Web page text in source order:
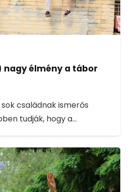
nagy élmény a tábor
sok családnak ismerős
tudják, hogy a…